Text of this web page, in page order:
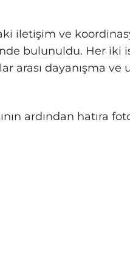
iletişim ve
bulunuldu. Her iki
arası dayanışma ve
ardından hatıra